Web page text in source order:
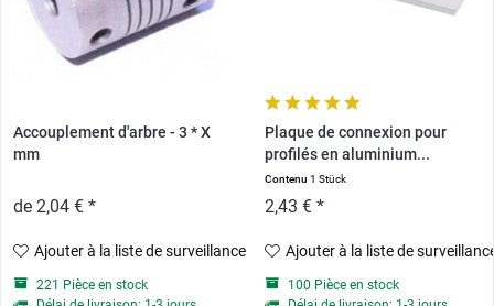
Accouplement d'arbre - 3 * X
mm
de 2,04 € *
Ajouter à la liste de surveillance
221 Pièce en stock
Plaque de connexion pour
profilés en aluminium...
Contenu 1 Stück
2,43 € *
Ajouter à la liste de
100 Pièce en stock